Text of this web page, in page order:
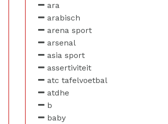
ara
arabisch
arena sport
arsenal
asia sport
assertiviteit
atc tafelvoetbal
atdhe
b
baby